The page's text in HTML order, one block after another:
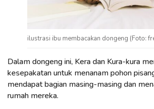
ilustrasi ibu membacakan dongeng (Foto:
Dalam dongeng ini, Kera dan Kura-kura
kesepakatan untuk menanam pohon
mendapat bagian masing-masing dan
rumah mereka.